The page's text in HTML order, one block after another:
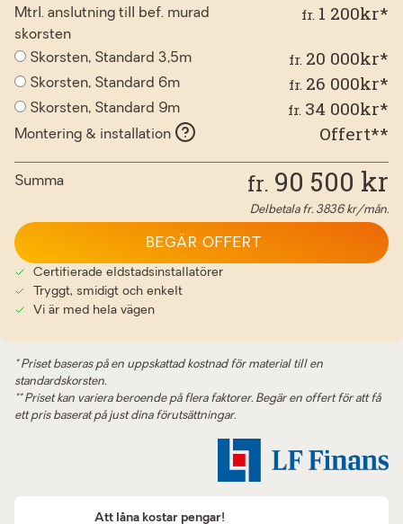
Mtrl. anslutning till bef. murad
skorsten
fr. 1 200kr*
Skorsten, Standard 3,5m fr. 20 000kr*
Skorsten, Standard 6m fr. 26 000kr*
Skorsten, Standard 9m fr. 34 000kr*
Montering & installation Offert**
Summa fr. 90 500 kr
Delbetala fr. 3836kr/mån.
Certifierade eldstadsinstallatörer
Tryggt, smidigt och enkelt
Vi är med hela vägen
BEGÄR OFFERT
* Priset baseras på en uppskattad kostnad för material till en
standardskorsten.
** Priset kan variera beroende på flera faktorer. Begär en offert för att få
ett pris baserat på just dina förutsättningar.
Att låna kostar pengar!